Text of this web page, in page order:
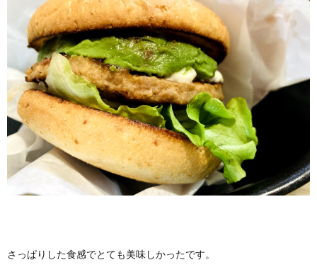
さっぱりした食感でとても美味しかったです。